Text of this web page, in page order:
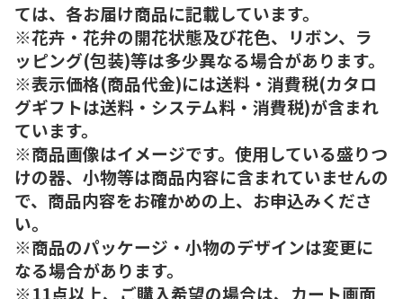
ては、各お届け商品に記載しています。
※花卉・花弁の開花状態及び花色、リボン、ラ
ッピング(包装)等は多少異なる場合があります。
※表示価格(商品代金)には送料・消費税(カタロ
グギフトは送料・システム料・消費税)が含まれ
ています。
※商品画像はイメージです。使用している盛りつ
けの器、小物等は商品内容に含まれていませんの
で、商品内容をお確かめの上、お申込みくださ
い。
※商品のパッケージ・小物のデザインは変更に
なる場合があります。
※11点以上、ご購入希望の場合は、カート画面